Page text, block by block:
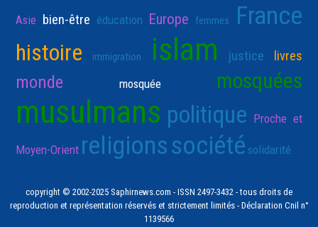
Asie bien-être éducation Europe femmes France
histoire immigration islam justice livres
monde mosquée mosquées
musulmans politique Proche et
Moyen-Orient religionssociété solidarité
copyright © 2002-2025 Saphirnews.com - ISSN 2497-3432 - tous droits de
reproduction et représentation réservés et strictement limités - Déclaration Cnil n°
1139566